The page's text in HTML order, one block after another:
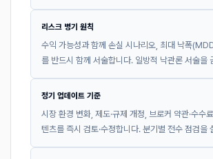
리스크 병기 원칙
수익 가능성과 함께 손실 시나리오, 최대 낙폭
를 반드시 함께 서술합니다. 일방적 낙관론 서술을
정기 업데이트 기준
시장 환경 변화, 제도·규제 개정, 브로커 약관·수수
텐츠를 즉시 검토·수정합니다. 분기별 전수 점검을